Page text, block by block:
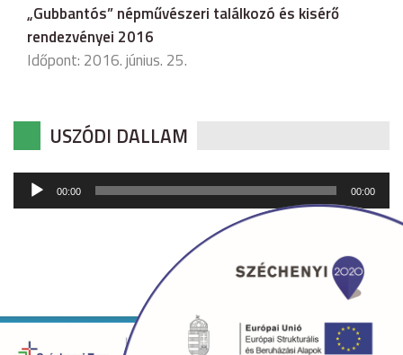
„Gubbantós” népművészeri találkozó és kisérő
rendezvényei 2016
Időpont: 2016. június. 25.
USZÓDI DALLAM
Audió
lejátszó
00:00 00:00
Copyright © 2026 uszod.hu Minden jog fenntartva. •